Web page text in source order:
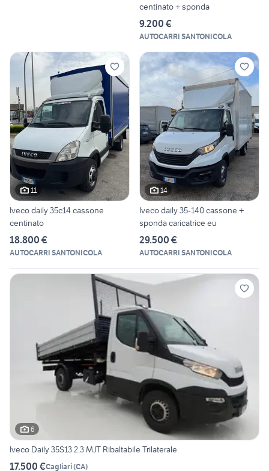
centinato + sponda
9.200 €
AUTOCARRI SANTONICOLA
11
Iveco daily 35c14 cassone
centinato
18.800 €
AUTOCARRI SANTONICOLA
14
Iveco daily 35-140 cassone +
sponda caricatrice eu
29.500 €
AUTOCARRI SANTONICOLA
6
Iveco Daily 35S13 2.3 MJT Ribaltabile Trilaterale
17.500 €Cagliari(CA)